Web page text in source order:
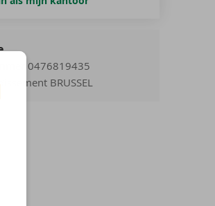
0476819435
BRUSSEL